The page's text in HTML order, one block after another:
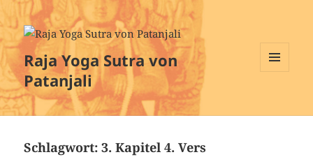
Raja Yoga Sutra von
Patanjali
Schlagwort:3. Kapitel 4. Vers